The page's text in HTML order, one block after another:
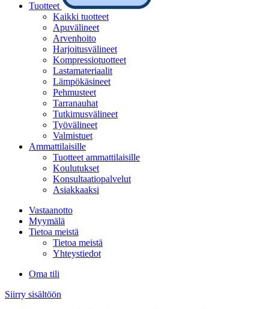
Tuotteet
Kaikki tuotteet
Apuvälineet
Arvenhoito
Harjoitusvälineet
Kompressiotuotteet
Lastamateriaalit
Lämpökäsineet
Pehmusteet
Tarranauhat
Tutkimusvälineet
Työvälineet
Valmistuet
Ammattilaisille
Tuotteet ammattilaisille
Koulutukset
Konsultaatiopalvelut
Asiakkaaksi
Vastaanotto
Myymälä
Tietoa meistä
Tietoa meistä
Yhteystiedot
Oma tili
Siirry sisältöön